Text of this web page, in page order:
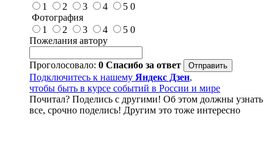
1
2 3 4 5 0
Фотография
1
2 3 4 5 0
Пожелания автору
Проголосовало: 0 Спасибо за ответ
Подключитесь к нашему Яндекс Дзен,
чтобы быть в курсе событий в России и мире
Почитал? Поделись с другими! Об этом должны узнать
все, срочно поделись! Другим это тоже интересно